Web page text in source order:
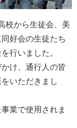
校から生徒会、美
好会の生徒たち
行いました。
け、通行人の皆
いただきまし
業で使用されま